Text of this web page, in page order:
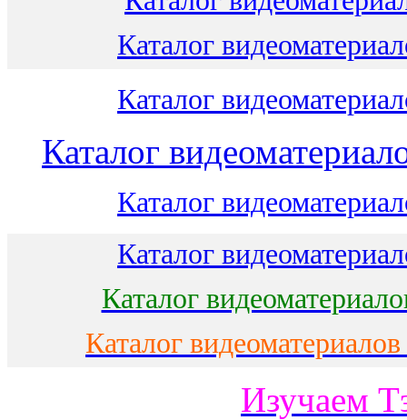
Каталог
Каталог
Каталог
Каталог
Каталог
Каталог
Каталог
Изучаем